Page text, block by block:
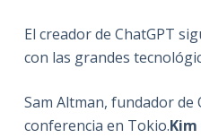
El creador de ChatGPT
con las grandes
Sam Altman, fundador de
conferencia en Tokio.Kim